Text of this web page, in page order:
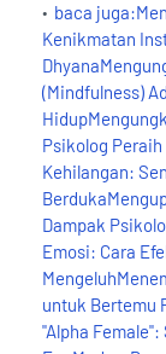
baca
Kenikmatan
(Mindfulness)
Psikolog
Kehilangan:
Dampak
Emosi: Cara
untuk Bertemu
"Alpha